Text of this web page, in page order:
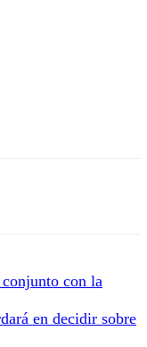
con la
en decidir sobre